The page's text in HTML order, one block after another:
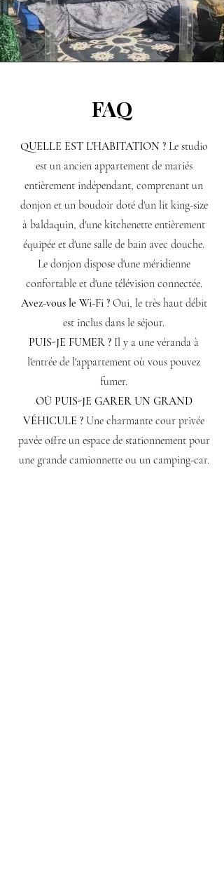
FAQ
QUELLE EST L'HABITATION ?Le studio
est un ancien appartement de mariés
entièrement indépendant, comprenant un
donjon et un boudoir doté d'un lit king-size
à baldaquin, d'une kitchenette entièrement
équipée et d'une salle de bain avec douche.
Le donjon dispose d'une méridienne
confortable et d'une télévision connectée.
Avez-vous le Wi-Fi ?Oui, le très haut débit
est inclus dans le séjour.
PUIS-JE FUMER ? Il y a une véranda à
l'entrée de l'appartement où vous pouvez
fumer.
OÙ PUIS-JE GARER UN GRAND
VÉHICULE ? Une charmante cour privée
pavée offre un espace de stationnement pour
une grande camionnette ou un camping-car.